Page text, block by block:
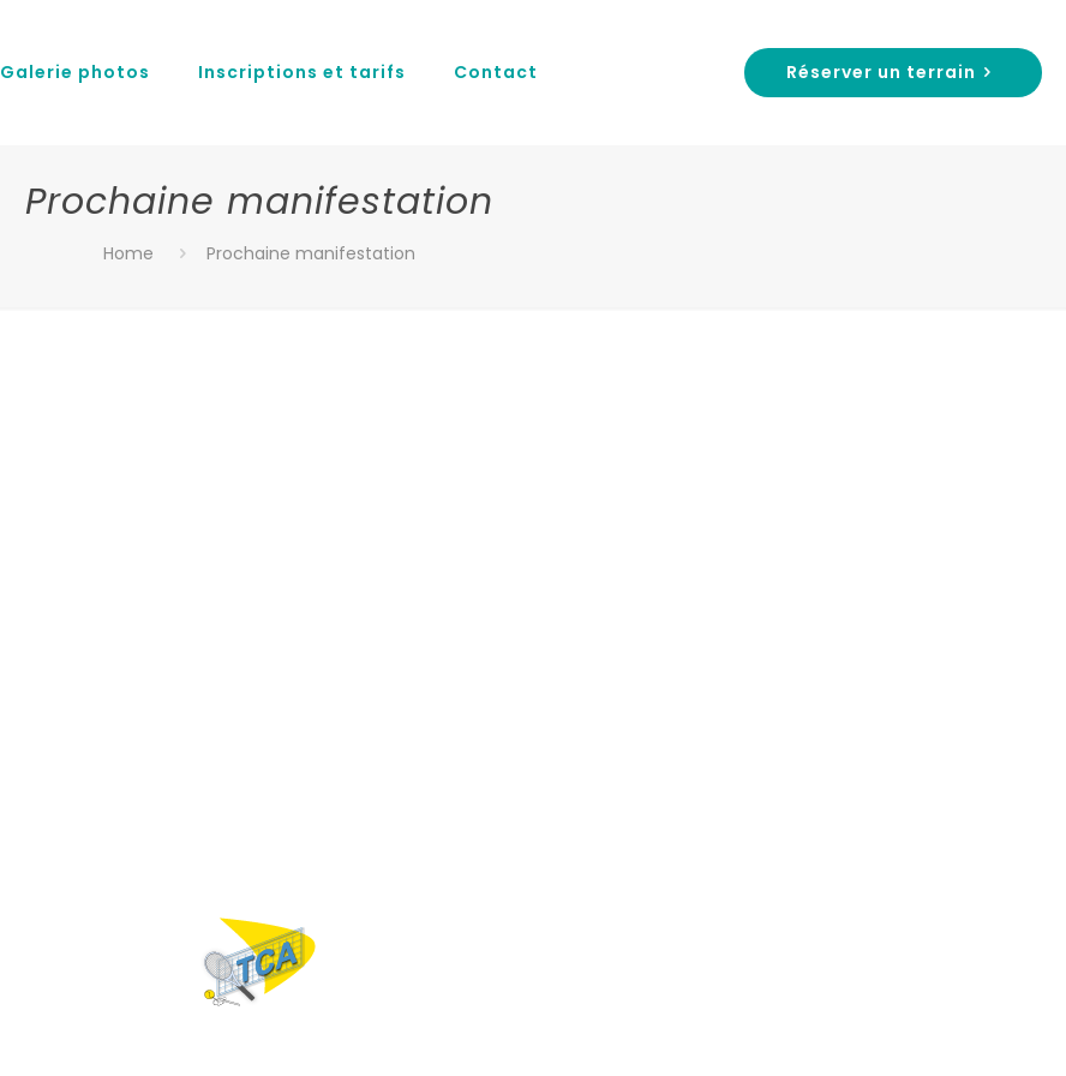
Galerie photos Inscriptions et tarifs Contact Réserver un terrain
Prochaine manifestation
Home Prochaine manifestation